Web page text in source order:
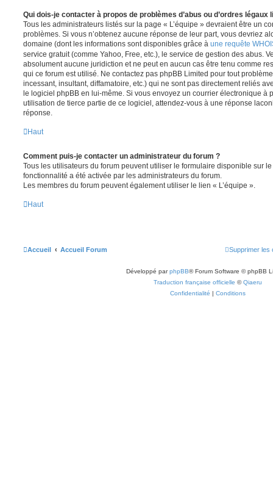
Qui dois-je contacter à propos de problèmes d’abus ou d’ordres légaux
Tous les administrateurs listés sur la page « L’équipe » devraient être un
problèmes. Si vous n’obtenez aucune réponse de leur part, vous devriez
domaine (dont les informations sont disponibles grâce à une requête
service gratuit (comme Yahoo, Free, etc.), le service de gestion des abus.
absolument aucune juridiction et ne peut en aucun cas être tenu comme
qui ce forum est utilisé. Ne contactez pas phpBB Limited pour tout
incessant, insultant, diffamatoire, etc.) qui ne sont pas directement reliés
le logiciel phpBB en lui-même. Si vous envoyez un courrier électronique à
utilisation de tierce partie de ce logiciel, attendez-vous à une réponse
réponse.
Haut
Comment puis-je contacter un administrateur du forum ?
Tous les utilisateurs du forum peuvent utiliser le formulaire disponible sur
fonctionnalité a été activée par les administrateurs du forum.
Les membres du forum peuvent également utiliser le lien « L’équipe ».
Haut
Accueil Accueil Forum Supprimer les
Développé parphpBB® Forum Software © phpBB
Traduction française officielle ©Qiaeru
Confidentialité | Conditions